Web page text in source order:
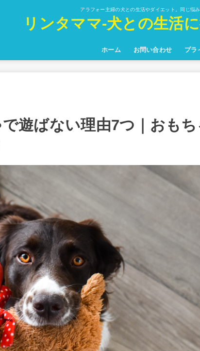
アラフォー主婦の犬との生活やダイエット。同じ悩
リンタママ-犬との生活
ホーム お問い合わせ プラ
遊ばない理由7つ｜おも